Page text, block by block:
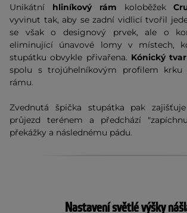
Unikátní hliníkový rám koloběžek
vyvinut tak, aby se zadní vidlicí tvořil
se však o designový prvek, ale o
eliminující únavové lomy v místech,
stupátku obvykle přivařena. Kónický
spolu s trojúhelníkovým profilem krku
rámu.
Zvednutá špička stupátka pak
průjezd terénem a předchází
překážky a následnému pádu.
Nastavení světlé výšky